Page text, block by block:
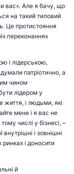
вас». Але я бачу, що
на такий тиловий
Це протистояння
переконаннях
і лідерською,
патріотично, а
чином
лідером у
життя, і людьми, які
мене і я вас не
числі у бізнесі, –
і зовнішні
і доносити
й